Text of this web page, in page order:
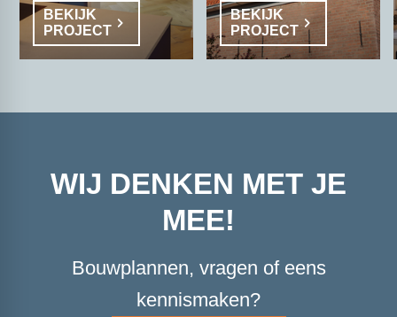
BEKIJK
PROJECT
BEKIJK
PROJECT
WIJ DENKEN MET JE
MEE!
Bouwplannen, vragen of eens
kennismaken?